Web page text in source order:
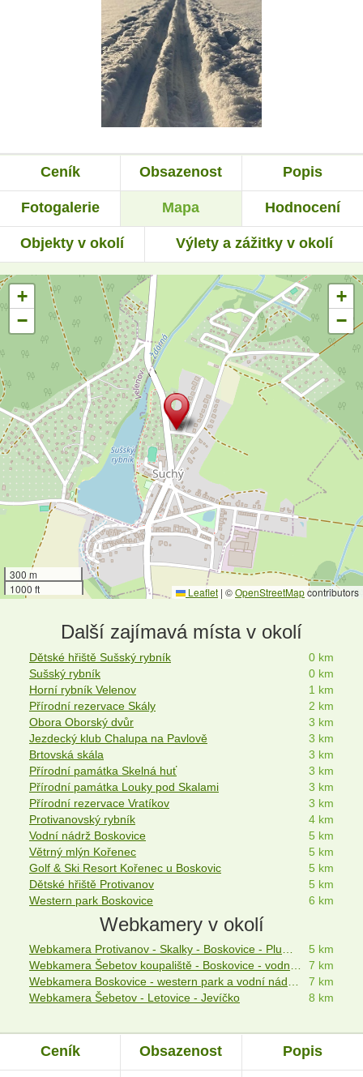
Ceník Obsazenost Popis
Fotogalerie Mapa Hodnocení
Objekty v okolí Výlety a zážitky v okolí
+
−
+
−
300 m
1000 ft
Leaflet | ©OpenStreetMapcontributors
Další zajímavá místa v okolí
Dětské hřiště Sušský rybník
0 km
Sušský rybník
0 km
Horní rybník Velenov
1 km
Přírodní rezervace Skály
2 km
Obora Oborský dvůr
3 km
Jezdecký klub Chalupa na Pavlově
3 km
Brtovská skála
3 km
Přírodní památka Skelná huť
3 km
Přírodní památka Louky pod Skalami
3 km
Přírodní rezervace Vratíkov
3 km
Protivanovský rybník
4 km
Vodní nádrž Boskovice
5 km
Větrný mlýn Kořenec
5 km
Golf & Ski Resort Kořenec u Boskovic
5 km
Dětské hřiště Protivanov
5 km
Western park Boskovice
6 km
Webkamery v okolí
5 km
7 km
7 km
Webkamera Šebetov - Letovice - Jevíčko
8 km
Ceník Obsazenost Popis